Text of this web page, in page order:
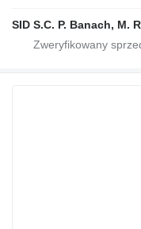
SID S.C. P. Banach, M.